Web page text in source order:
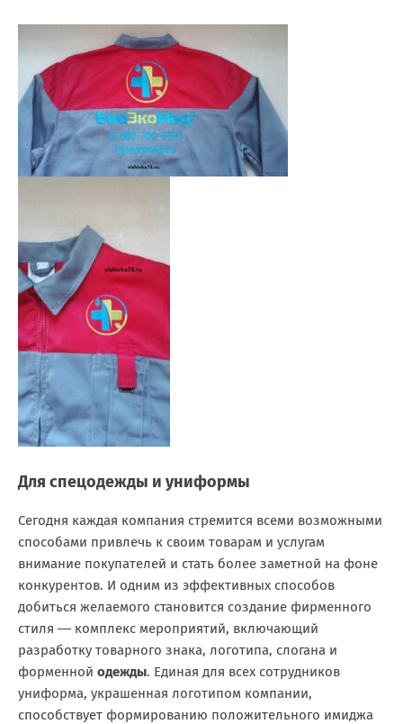
Для спецодежды и униформы
Сегодня каждая компания стремится всеми возможными
способами привлечь к своим товарам и услугам
внимание покупателей и стать более заметной на фоне
конкурентов. И одним из эффективных способов
добиться желаемого становится создание фирменного
стиля ― комплекс мероприятий, включающий
разработку товарного знака, логотипа, слогана и
форменной одежды. Единая для всех сотрудников
униформа, украшенная логотипом компании,
способствует формированию положительного имиджа